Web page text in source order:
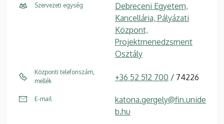
Szervezeti egység
Debreceni Egyetem,
Kancellária, Pályázati
Központ,
Projektmenedzsment
Osztály
Központi telefonszám,
mellék
+36 52 512 700 / 74226
E-mail
katona.gergely@fin.unide
b.hu